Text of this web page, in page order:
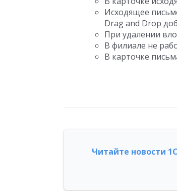
Исходящее
Drag and Drop
При удалении
В филиале не
В карточке
Читайте новости